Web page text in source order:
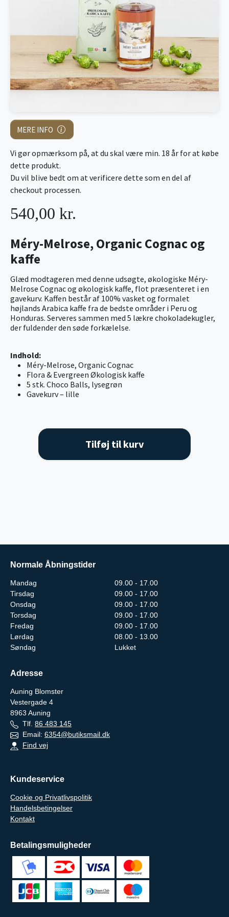
MERE INFO
Méry-Melrose, Organic Cognac og
kaffe
Glæd modtageren med denne udsøgte, økologiske Méry-
Melrose Cognac og økologisk kaffe, flot præsenteret i en
gavekurv. Kaffen består af 100% vasket og formalet
højlands Arabica kaffe fra de bedste områder i Peru og
Honduras. Serveres sammen med 5 lækre chokoladekugler,
der fuldender den søde forkælelse.
Indhold:
Méry-Melrose, Organic Cognac
Flora & Evergreen Økologisk kaffe
5 stk. Choco Balls, lysegrøn
Gavekurv – lille
540,00 kr.
Vi gør opmærksom på, at du skal være min. 18 år for at købe
dette produkt.
Du vil blive bedt om at verificere dette som en del af
checkout processen.
Tilføj til kurv
Normale Åbningstider
Mandag
09.00 - 17.00
Tirsdag
09.00 - 17.00
Onsdag
09.00 - 17.00
Torsdag
09.00 - 17.00
Fredag
09.00 - 17.00
Lørdag
08.00 - 13.00
Søndag
Lukket
Adresse
Auning Blomster
Vestergade 4
8963 Auning
Tlf. 86 483 145
Email: 6354@butiksmail.dk
Find vej
Kundeservice
Cookie og Privatlivspolitik
Handelsbetingelser
Kontakt
Betalingsmuligheder